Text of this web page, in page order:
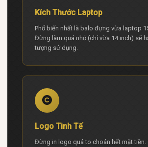
Kích Thước Laptop
Phổ biến nhất là balo đựng vừa laptop
Đừng làm quá nhỏ (chỉ vừa 14 inch) sẽ
tượng sử dụng.
Logo Tinh Tế
Đừng in logo quá to choán hết mặt tiền.